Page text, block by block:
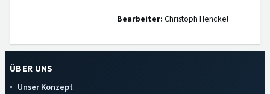
Bearbeiter: Christoph Henckel
ÜBER UNS
Unser Konzept